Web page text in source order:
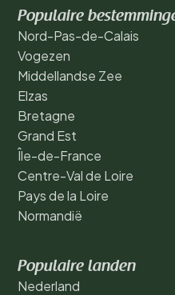
Populaire
Nord-Pas-de-Calais
Vogezen
Middellandse Zee
Elzas
Bretagne
Grand Est
Île-de-France
Centre-Val de Loire
Pays de la Loire
Normandië
Populaire landen
Nederland